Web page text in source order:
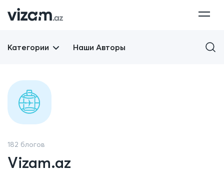
Категории Наши Авторы
182 блогов
Vizam.az